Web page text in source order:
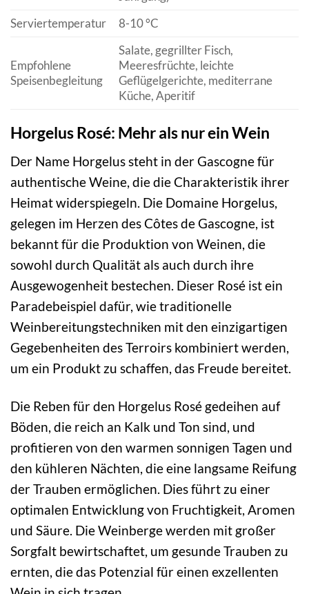
Serviertemperatur
8-10 °C
Empfohlene
Speisenbegleitung
Salate, gegrillter Fisch,
Meeresfrüchte, leichte
Geflügelgerichte, mediterrane
Küche, Aperitif
Horgelus Rosé: Mehr als nur ein Wein
Der Name Horgelus steht in der Gascogne für
authentische Weine, die die Charakteristik ihrer
Heimat widerspiegeln. Die Domaine Horgelus,
gelegen im Herzen des Côtes de Gascogne, ist
bekannt für die Produktion von Weinen, die
sowohl durch Qualität als auch durch ihre
Ausgewogenheit bestechen. Dieser Rosé ist ein
Paradebeispiel dafür, wie traditionelle
Weinbereitungstechniken mit den einzigartigen
Gegebenheiten des Terroirs kombiniert werden,
um ein Produkt zu schaffen, das Freude bereitet.
Die Reben für den Horgelus Rosé gedeihen auf
Böden, die reich an Kalk und Ton sind, und
profitieren von den warmen sonnigen Tagen und
den kühleren Nächten, die eine langsame Reifung
der Trauben ermöglichen. Dies führt zu einer
optimalen Entwicklung von Fruchtigkeit, Aromen
und Säure. Die Weinberge werden mit großer
Sorgfalt bewirtschaftet, um gesunde Trauben zu
ernten, die das Potenzial für einen exzellenten